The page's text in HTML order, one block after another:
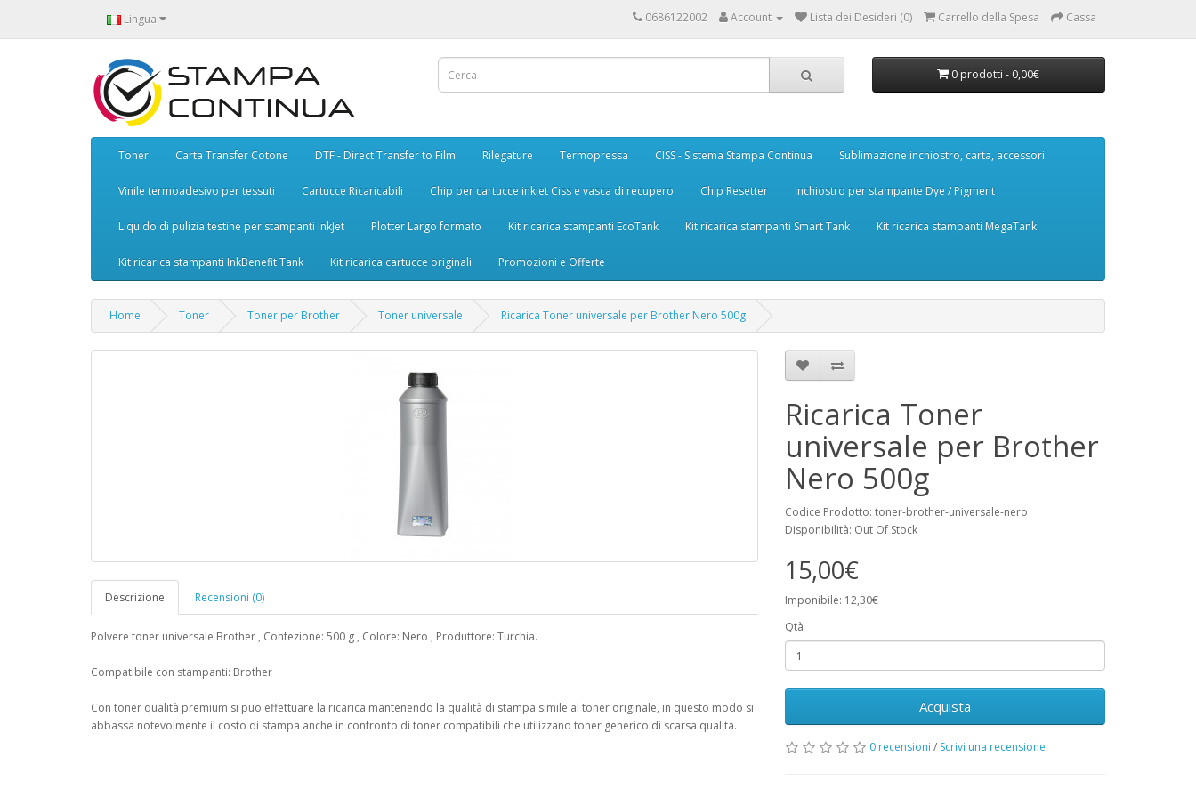
Lingua 0686122002 Account Lista dei Desideri (0) Carrello della Spesa Cassa
0 prodotti - 0,00€
Toner Carta Transfer Cotone DTF - Direct Transfer to Film Rilegature Termopressa CISS - Sistema Stampa Continua Sublimazione inchiostro, carta, accessori
Vinile termoadesivo per tessuti Cartucce Ricaricabili Chip per cartucce inkjet Ciss e vasca di recupero Chip Resetter Inchiostro per stampante Dye / Pigment
Liquido di pulizia testine per stampanti InkJet Plotter Largo formato Kit ricarica stampanti EcoTank Kit ricarica stampanti Smart Tank Kit ricarica stampanti MegaTank
Kit ricarica stampanti InkBenefit Tank Kit ricarica cartucce originali Promozioni e Offerte
Home Toner Toner per Brother Toner universale Ricarica Toner universale per Brother Nero 500g
Descrizione Recensioni (0)
Polvere toner universale Brother , Confezione: 500 g , Colore: Nero , Produttore: Turchia.
Compatibile con stampanti: Brother
Con toner qualità premium si puo effettuare la ricarica mantenendo la qualità di stampa simile al toner originale, in questo modo si
abbassa notevolmente il costo di stampa anche in confronto di toner compatibili che utilizzano toner generico di scarsa qualità.
Ricarica Toner
universale per Brother
Nero 500g
Codice Prodotto: toner-brother-universale-nero
Disponibilità: Out Of Stock
15,00€
Imponibile: 12,30€
Qtà
Acquista
0 recensioni / Scrivi una recensione